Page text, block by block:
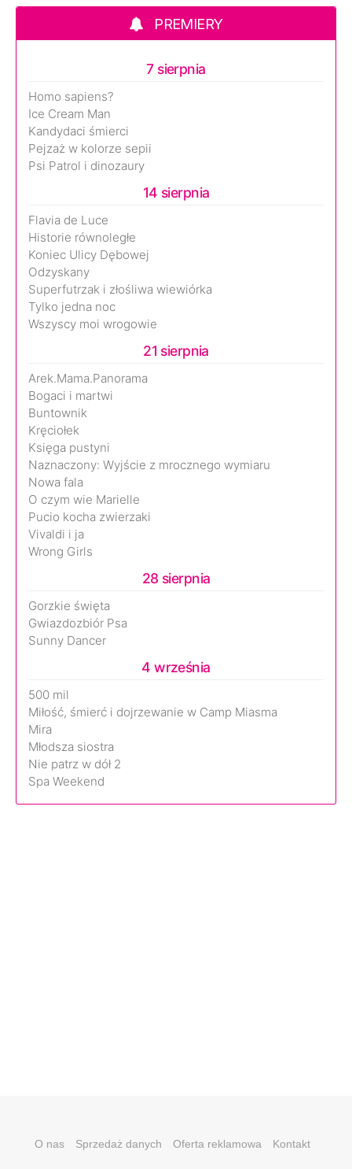
PREMIERY
7 sierpnia
Homo sapiens?
Ice Cream Man
Kandydaci śmierci
Pejzaż w kolorze sepii
Psi Patrol i dinozaury
14 sierpnia
Flavia de Luce
Historie równoległe
Koniec Ulicy Dębowej
Odzyskany
Superfutrzak i złośliwa wiewiórka
Tylko jedna noc
Wszyscy moi wrogowie
21 sierpnia
Arek.Mama.Panorama
Bogaci i martwi
Buntownik
Kręciołek
Księga pustyni
Naznaczony: Wyjście z mrocznego wymiaru
Nowa fala
O czym wie Marielle
Pucio kocha zwierzaki
Vivaldi i ja
Wrong Girls
28 sierpnia
Gorzkie święta
Gwiazdozbiór Psa
Sunny Dancer
4 września
500 mil
Miłość, śmierć i dojrzewanie w Camp Miasma
Mira
Młodsza siostra
Nie patrz w dół 2
Spa Weekend
O nas Sprzedaż danych Oferta reklamowa Kontakt